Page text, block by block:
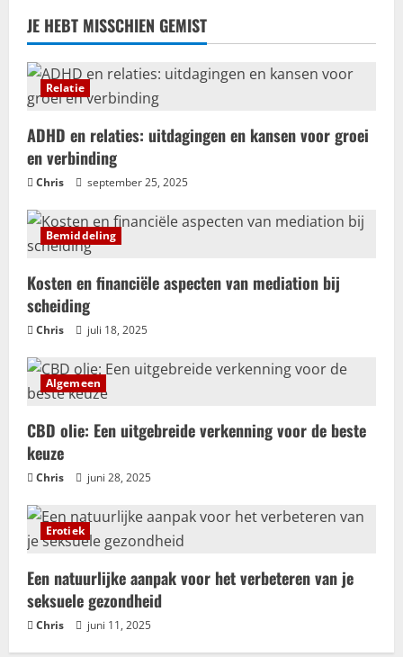
5
Trouwhuisstijl en Decoratie
Hoe creëer jij dé perfecte
mei 12, 2025
JE HEBT MISSCHIEN GEMIST
Relatie
ADHD en relaties: uitdagingen en kansen voor groei
en verbinding
Chris september 25, 2025
Bemiddeling
Kosten en financiële aspecten van mediation bij
scheiding
Chris juli 18, 2025
Algemeen
CBD olie: Een uitgebreide verkenning voor de beste
keuze
Chris juni 28, 2025
Erotiek
Een natuurlijke aanpak voor het verbeteren van je
seksuele gezondheid
Chris juni 11, 2025